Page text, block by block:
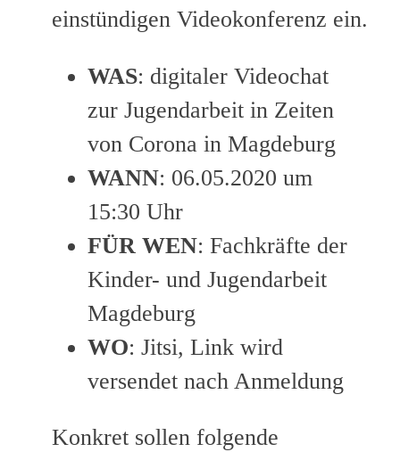
einstündigen Videokonferenz ein.
WAS: digitaler Videochat
zur Jugendarbeit in Zeiten
von Corona in Magdeburg
WANN: 06.05.2020 um
15:30 Uhr
FÜR WEN: Fachkräfte der
Kinder- und Jugendarbeit
Magdeburg
WO: Jitsi, Link wird
versendet nach Anmeldung
Konkret sollen folgende